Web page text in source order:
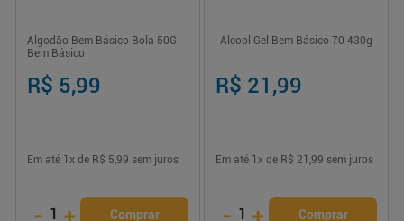
Algodão Bem Básico Bola 50G -
Bem Básico
R$ 5,99
Em até 1 x de R$ 5,99 sem juros
- 1 + Comprar
Álcool Gel Bem Básico 70 430g
R$ 21,99
Em até 1 x de R$ 21,99 sem juros
- 1 + Comprar